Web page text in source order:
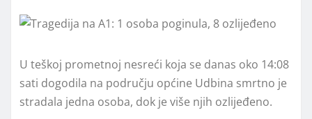
U teškoj prometnoj nesreći koja se danas oko 14:08
sati dogodila na području općine Udbina smrtno je
stradala jedna osoba, dok je više njih ozlijeđeno.